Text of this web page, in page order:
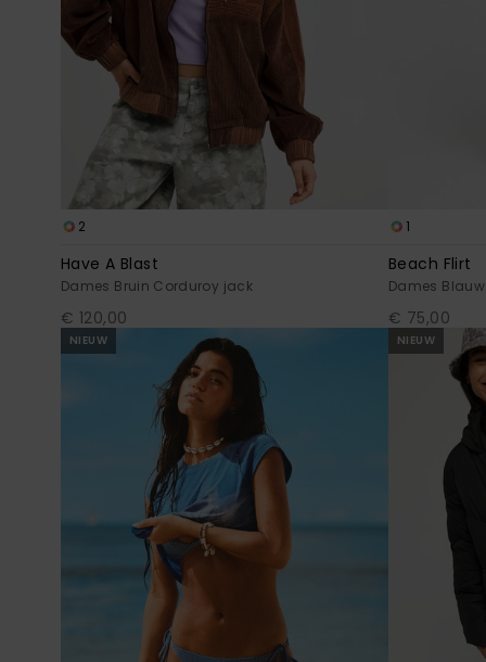
2
Have A Blast
Dames Bruin Corduroy jack
€ 120,00
1
Beach Flirt
Dames
€ 75,00
NIEUW NIEUW